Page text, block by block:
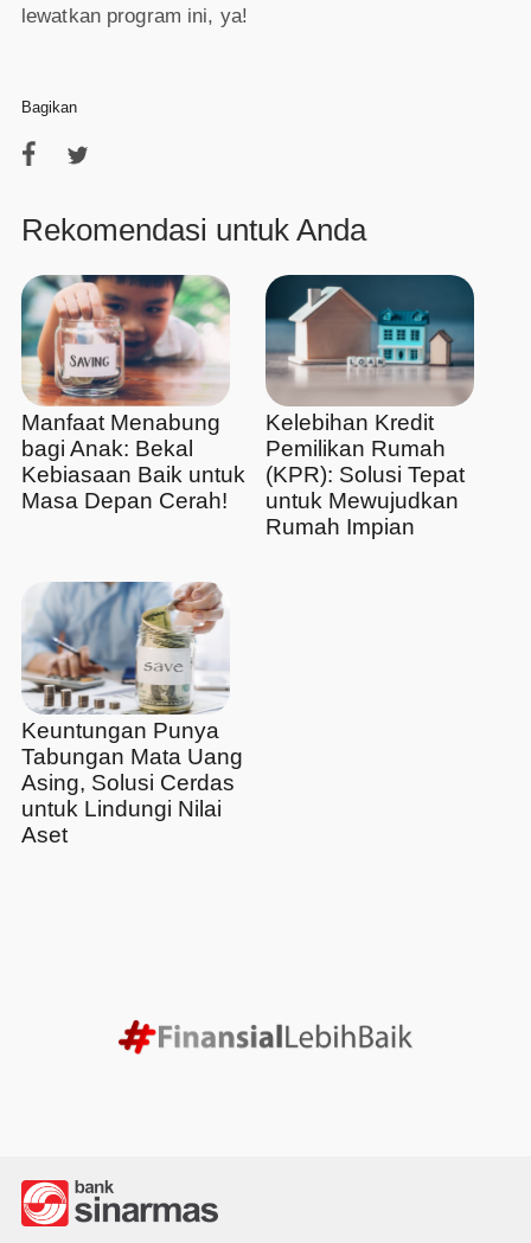
lewatkan program ini, ya!
Bagikan
Rekomendasi untuk Anda
Manfaat Menabung
bagi Anak: Bekal
Kebiasaan Baik untuk
Masa Depan Cerah!
Kelebihan Kredit
Pemilikan Rumah
(KPR): Solusi Tepat
untuk Mewujudkan
Rumah Impian
Keuntungan Punya
Tabungan Mata Uang
Asing, Solusi Cerdas
untuk Lindungi Nilai
Aset